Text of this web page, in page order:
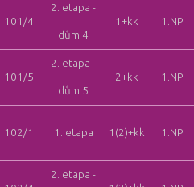
101/4
2. etapa -
dům 4
1+kk 1.NP
101/5
2. etapa -
dům 5
2+kk 1.NP
102/1 1. etapa 1(2)+kk 1.NP
2. etapa -